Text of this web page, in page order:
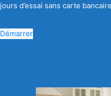
jours d’essai sans carte
Démarrer